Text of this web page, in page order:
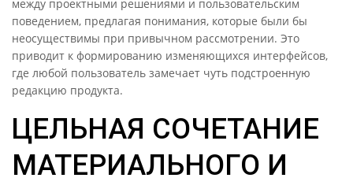
между проектными решениями и пользовательским
поведением, предлагая понимания, которые были бы
неосуществимы при привычном рассмотрении. Это
приводит к формированию изменяющихся интерфейсов,
где любой пользователь замечает чуть подстроенную
редакцию продукта.
ЦЕЛЬНАЯ СОЧЕТАНИЕ
МАТЕРИАЛЬНОГО И